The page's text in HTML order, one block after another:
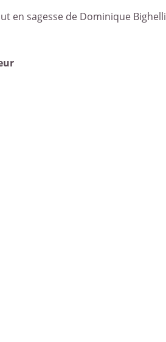
en sagesse de Dominique Bighelli